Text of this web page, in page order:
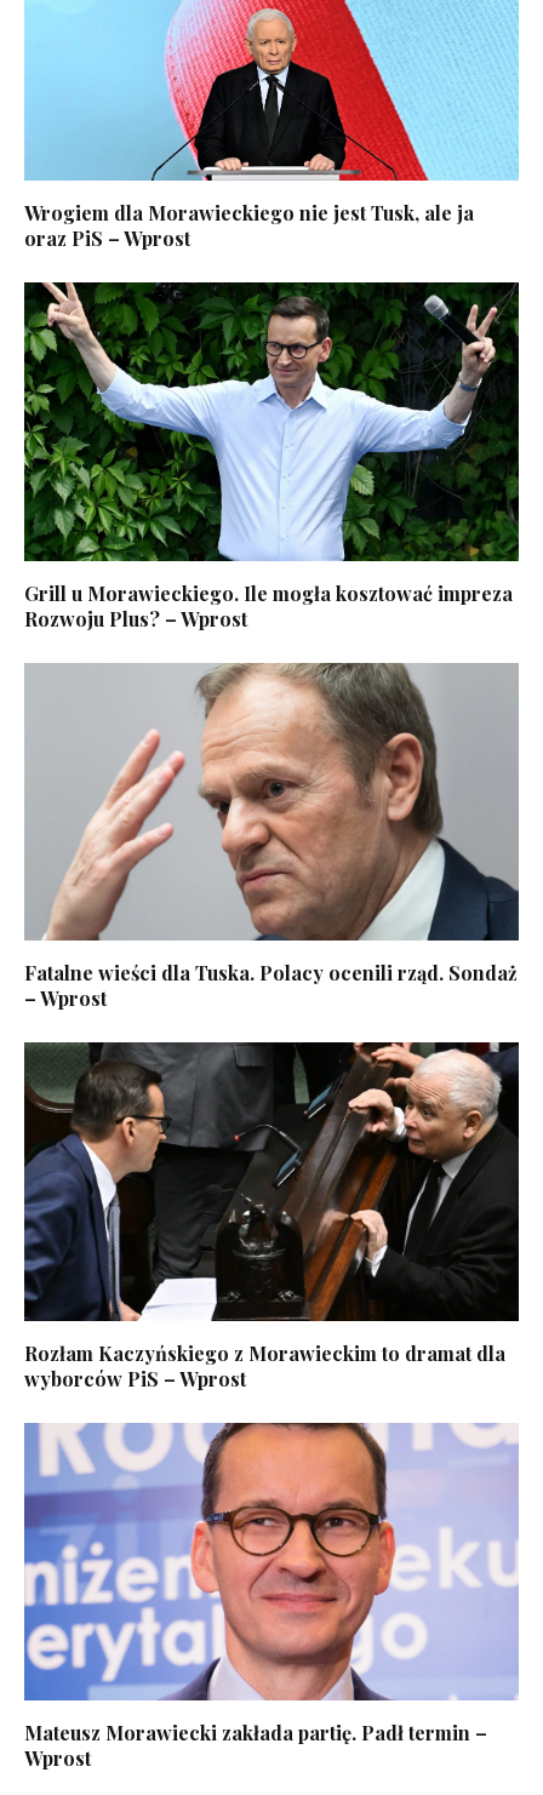
Wrogiem dla Morawieckiego nie jest Tusk, ale ja
oraz PiS – Wprost
Grill u Morawieckiego. Ile mogła kosztować impreza
Rozwoju Plus? – Wprost
Fatalne wieści dla Tuska. Polacy ocenili rząd. Sondaż
– Wprost
Rozłam Kaczyńskiego z Morawieckim to dramat dla
wyborców PiS – Wprost
Mateusz Morawiecki zakłada partię. Padł termin –
Wprost